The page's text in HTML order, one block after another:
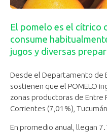
El pomelo es el cítrico
consume
jugos y diversas
Desde el Departamento de
sostienen que el POMELO
zonas productoras de Entre
Corrientes (7,01%),
En promedio anual, llegan